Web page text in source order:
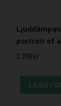
portrait of
1 399 kr
LÄGG I